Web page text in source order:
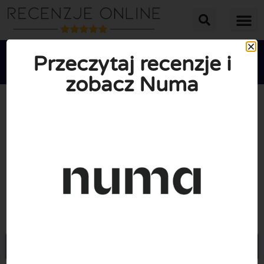
  
Przeczytaj recenzje i
zobacz Numa